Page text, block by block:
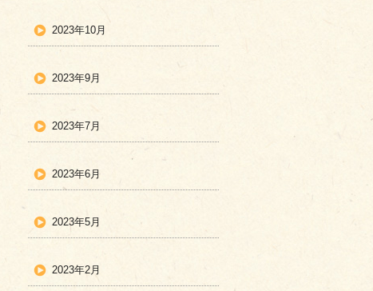
2023年10月
2023年9月
2023年7月
2023年6月
2023年5月
2023年2月